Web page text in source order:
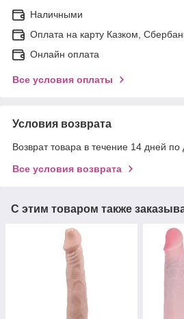
Наличными
Оплата на карту Казком,
Онлайн оплата
Все условия оплаты
Условия возврата
Возврат товара в течение 14 дней по
Все условия возврата
С этим товаром также